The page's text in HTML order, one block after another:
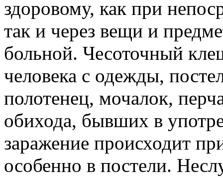
здоровому, как при
так и через вещи и
больной. Чесоточный
человека с одежды,
полотенец, мочалок,
обихода, бывших в
заражение происходит
особенно в пос­тели.